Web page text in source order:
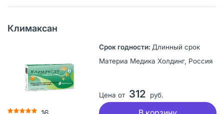
Климаксан
Длинный срок
Материа Медика Холдинг, Россия
Цена от 312 руб.